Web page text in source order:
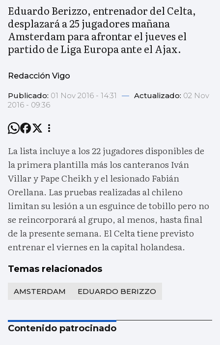
Eduardo Berizzo, entrenador del Celta,
desplazará a 25 jugadores mañana
Amsterdam para afrontar el jueves el
partido de Liga Europa ante el Ajax.
Redacción Vigo
Publicado: 01 Nov 2016 - 14:31 — Actualizado: 02 Nov
2016 - 09:36
La lista incluye a los 22 jugadores disponibles de
la primera plantilla más los canteranos Iván
Villar y Pape Cheikh y el lesionado Fabián
Orellana. Las pruebas realizadas al chileno
limitan su lesión a un esguince de tobillo pero no
se reincorporará al grupo, al menos, hasta final
de la presente semana. El Celta tiene previsto
entrenar el viernes en la capital holandesa.
Temas relacionados
AMSTERDAM EDUARDO BERIZZO
Contenido patrocinado